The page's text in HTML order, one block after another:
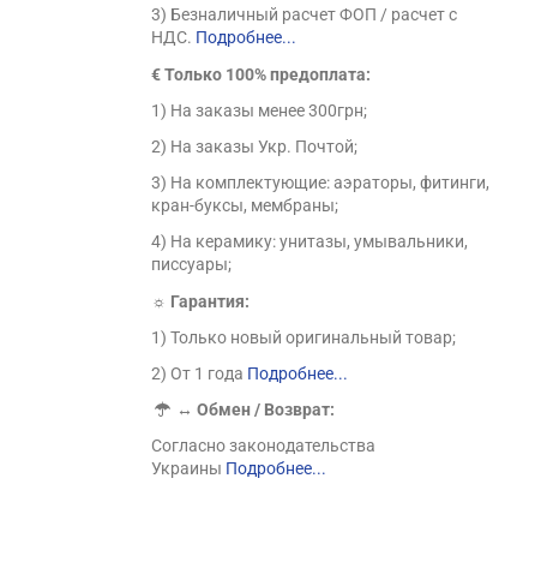
3) Безналичный расчет ФОП / расчет с
НДС. Подробнее...
€ Только 100% предоплата:
1) На заказы менее 300грн;
2) На заказы Укр. Почтой;
3) На комплектующие: аэраторы, фитинги,
кран-буксы, мембраны;
4) На керамику: унитазы, умывальники,
писсуары;
☼ Гарантия:
1) Только новый оригинальный товар;
2) От 1 года Подробнее...
↔Обмен / Возврат:
Согласно законодательства
Украины Подробнее...